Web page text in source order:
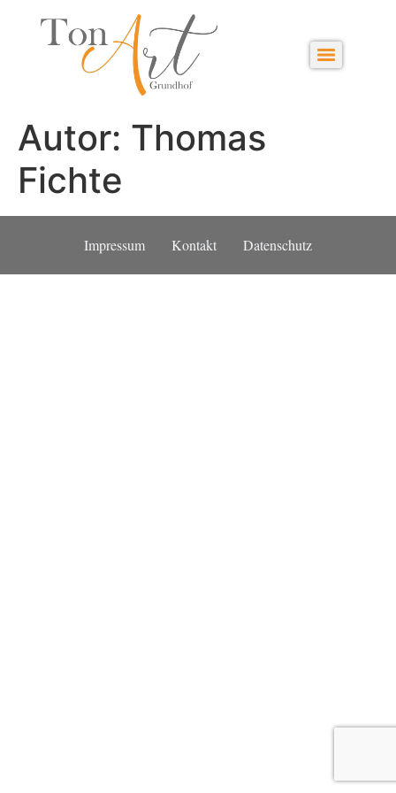
Autor: Thomas
Fichte
Impressum Kontakt Datenschutz